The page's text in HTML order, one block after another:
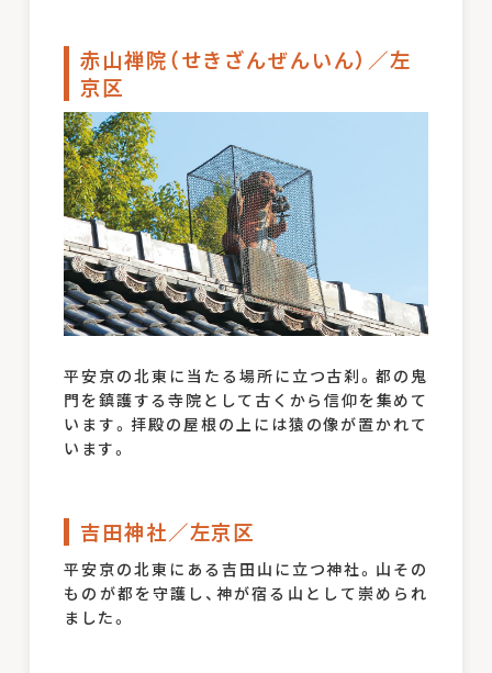
赤山禅院（せきざんぜんいん）／左
京区
平安京の北東に当たる場所に立つ古刹。都の鬼
門を鎮護する寺院として古くから信仰を集めて
います。拝殿の屋根の上には猿の像が置かれて
います。
吉田神社／左京区
平安京の北東にある吉田山に立つ神社。山その
ものが都を守護し、神が宿る山として崇められ
ました。